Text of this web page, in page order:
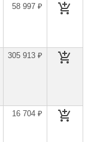
58 997 ₽
305 913 ₽
16 704 ₽